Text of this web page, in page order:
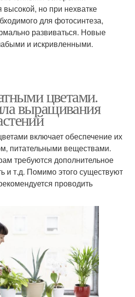
высокой, но при нехватке
для фотосинтеза,
развиваться. Новые
и искривленными.
цветами.
выращивания
включает обеспечение их
питательными веществами.
требуются дополнительное
и т.д. Помимо этого существуют
проводить